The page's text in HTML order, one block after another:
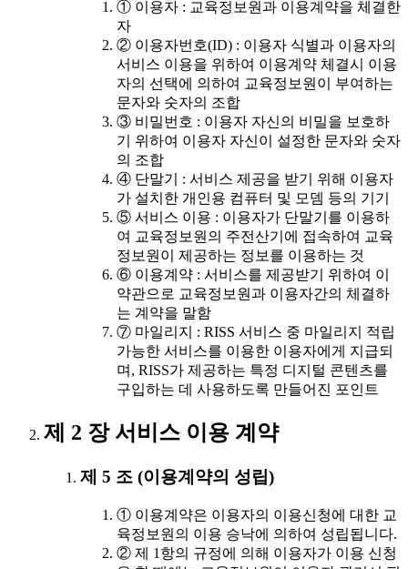
① 이용자 : 교육정보원과 이용계약을 체결한
자
② 이용자번호(ID) : 이용자 식별과 이용자의
서비스 이용을 위하여 이용계약 체결시 이용
자의 선택에 의하여 교육정보원이 부여하는
문자와 숫자의 조합
③ 비밀번호 : 이용자 자신의 비밀을 보호하
기 위하여 이용자 자신이 설정한 문자와 숫자
의 조합
④ 단말기 : 서비스 제공을 받기 위해 이용자
가 설치한 개인용 컴퓨터 및 모뎀 등의 기기
⑤ 서비스 이용 : 이용자가 단말기를 이용하
여 교육정보원의 주전산기에 접속하여 교육
정보원이 제공하는 정보를 이용하는 것
⑥ 이용계약 : 서비스를 제공받기 위하여 이
약관으로 교육정보원과 이용자간의 체결하
는 계약을 말함
⑦ 마일리지 : RISS 서비스 중 마일리지 적립
가능한 서비스를 이용한 이용자에게 지급되
며, RISS가 제공하는 특정 디지털 콘텐츠를
구입하는 데 사용하도록 만들어진 포인트
제 2 장 서비스 이용 계약
제 5 조 (이용계약의 성립)
① 이용계약은 이용자의 이용신청에 대한 교
육정보원의 이용 승낙에 의하여 성립됩니다.
② 제 1항의 규정에 의해 이용자가 이용 신청